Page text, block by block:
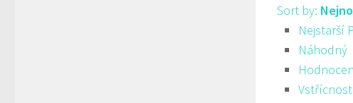
Sort by:
Nejstarší
Náhodný
Vstřícnost